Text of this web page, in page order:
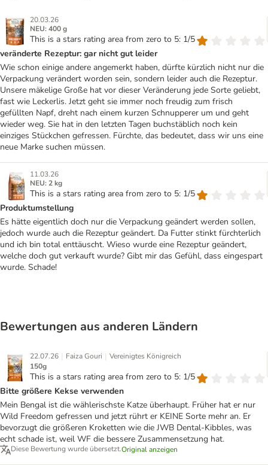
20.03.26
NEU: 400 g
This is a stars rating area from zero to 5: 1/5
veränderte Rezeptur: gar nicht gut leider
Wie schon einige andere angemerkt haben, dürfte kürzlich nicht nur die
Verpackung verändert worden sein, sondern leider auch die Rezeptur.
Unsere mäkelige Große hat vor dieser Veränderung jede Sorte geliebt,
fast wie Leckerlis. Jetzt geht sie immer noch freudig zum frisch
gefüllten Napf, dreht nach einem kurzen Schnupperer um und geht
wieder weg. Sie hat in den letzten Tagen buchstäblich noch kein
einziges Stückchen gefressen. Fürchte, das bedeutet, dass wir uns eine
neue Marke suchen müssen.
11.03.26
NEU: 2 kg
This is a stars rating area from zero to 5: 1/5
Produktumstellung
Es hätte eigentlich doch nur die Verpackung geändert werden sollen,
jedoch wurde auch die Rezeptur geändert. Da Futter stinkt fürchterlich
und ich bin total enttäuscht. Wieso wurde eine Rezeptur geändert,
welche doch gut verkauft wurde? Gibt mir das Gefühl, dass eingespart
wurde. Schade!
Bewertungen aus anderen Ländern
22.07.26 | Faiza Gouri | Vereinigtes Königreich
150g
This is a stars rating area from zero to 5: 1/5
Bitte größere Kekse verwenden
Mein Bengal ist die wählerischste Katze überhaupt. Früher hat er nur
Wild Freedom gefressen und jetzt rührt er KEINE Sorte mehr an. Er
bevorzugt die größeren Kroketten wie die JWB Dental-Kibbles, was
echt schade ist, weil WF die bessere Zusammensetzung hat.
Diese Bewertung wurde übersetzt.Original anzeigen